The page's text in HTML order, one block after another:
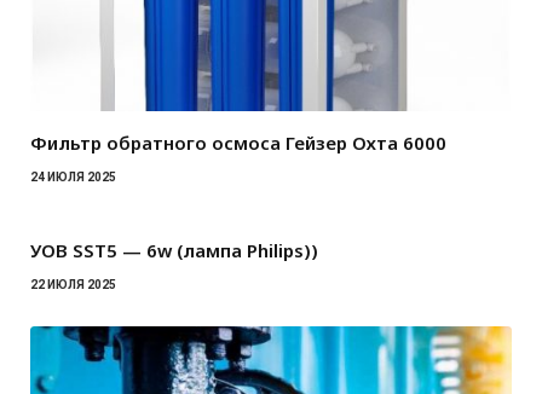
Фильтр обратного осмоса Гейзер Охта 6000
24 ИЮЛЯ 2025
УОВ SST5 — 6w (лампа Philips))
22 ИЮЛЯ 2025